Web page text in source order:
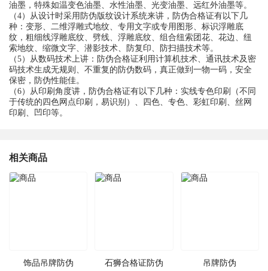
油墨，特殊如温变色油墨、水性油墨、光变油墨、远红外油墨等。
（4）从设计时采用防伪版纹设计系统来讲，防伪合格证有以下几
种：变形、二维浮雕式地纹、专用文字或专用图形、标识浮雕底
纹，粗细线浮雕底纹、劈线、浮雕底纹、组合纽索团花、花边、纽
索地纹、缩微文字、潜影技术、防复印、防扫描技术等。
（5）从数码技术上讲：防伪合格证利用计算机技术、通讯技术及密
码技术生成无规则、不重复的防伪数码，真正做到一物一码，安全
保密，防伪性能佳。
（6）从印刷角度讲，防伪合格证有以下几种：实线专色印刷（不同
于传统的四色网点印刷，易识别）、四色、专色、彩虹印刷、丝网
印刷、凹印等。
相关商品
饰品吊牌防伪 石狮合格证防伪 吊牌防伪